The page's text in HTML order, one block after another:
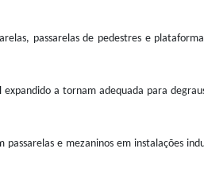
passarelas de pedestres e
a tornam adequada para
passarelas e mezaninos em instalações